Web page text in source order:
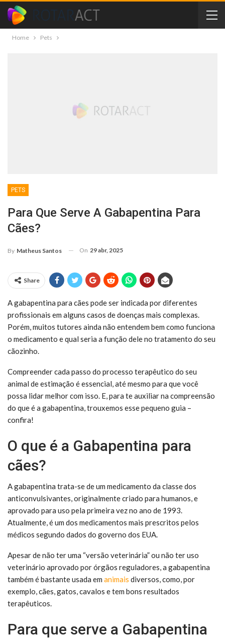
Home Pets
PETS
Para Que Serve A Gabapentina Para
Cães?
By Matheus Santos On 29 abr, 2025
Share
A gabapentina para cães pode ser indicada por diferentes
profissionais em alguns casos de doenças mais complexas.
Porém, muitos tutores ainda não entendem bem como funciona
o medicamento e qual seria a função dele no tratamento do seu
cãozinho.
Compreender cada passo do processo terapêutico do seu
animal de estimação é essencial, até mesmo para que você
possa lidar melhor com isso. E, para te auxiliar na compreensão
do que é a gabapentina, trouxemos esse pequeno guia –
confira!
O que é a Gabapentina para
cães?
A gabapentina trata-se de um medicamento da classe dos
anticonvulsivantes, originalmente criado para humanos, e
aprovado para uso pela primeira vez no ano de 1993.
Atualmente, é um dos medicamentos mais prescritos pelos
médicos segundo dados do governo dos EUA.
Apesar de não ter uma “versão veterinária” ou não ter uso
veterinário aprovado por órgãos reguladores, a gabapentina
também é bastante usada em animais diversos, como, por
exemplo, cães, gatos, cavalos e tem bons resultados
terapêuticos.
Para que serve a Gabapentina